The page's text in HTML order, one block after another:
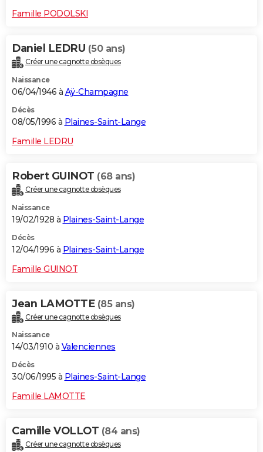
Famille PODOLSKI
Daniel LEDRU (50 ans)
Créer une cagnotte obsèques
Naissance
06/04/1946 à Aÿ-Champagne
Décès
08/05/1996 à Plaines-Saint-Lange
Famille LEDRU
Robert GUINOT (68 ans)
Créer une cagnotte obsèques
Naissance
19/02/1928 à Plaines-Saint-Lange
Décès
12/04/1996 à Plaines-Saint-Lange
Famille GUINOT
Jean LAMOTTE (85 ans)
Créer une cagnotte obsèques
Naissance
14/03/1910 à Valenciennes
Décès
30/06/1995 à Plaines-Saint-Lange
Famille LAMOTTE
Camille VOLLOT (84 ans)
Créer une cagnotte obsèques